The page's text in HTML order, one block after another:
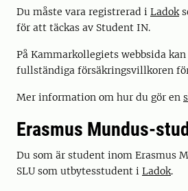
Du måste vara registrerad i Ladok
för att täckas av Student IN.
På Kammarkollegiets webbsida kan
fullständiga försäkringsvillkoren
Mer information om hur du gör en
Erasmus Mundus-
Du som är student inom Erasmus
SLU som utbytesstudent i Ladok.